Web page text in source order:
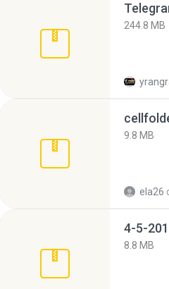
244.8 MB
9.8 MB
ela26
4-5-
8.8 MB